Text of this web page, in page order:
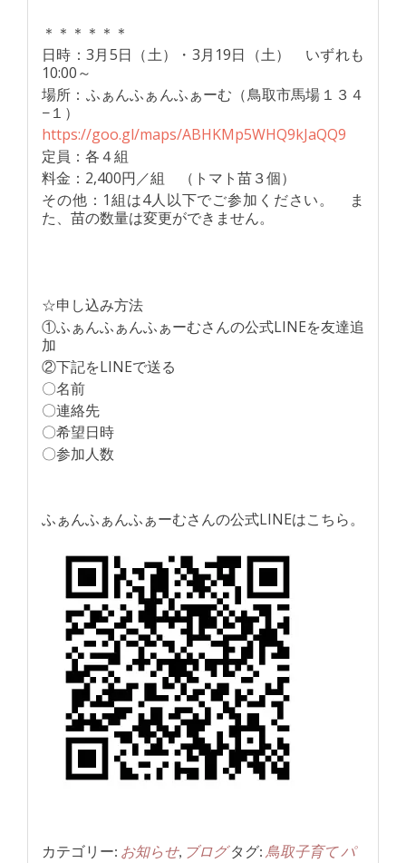
＊＊＊＊＊＊
日時：3月5日（土）・3月19日（土） いずれも
10:00～
場所：ふぁんふぁんふぁーむ（鳥取市馬場１３４
−１）
https://goo.gl/maps/ABHKMp5WHQ9kJaQQ9
定員：各４組
料金：2,400円／組 （トマト苗３個）
その他：1組は4人以下でご参加ください。 ま
た、苗の数量は変更ができません。
☆申し込み方法
①ふぁんふぁんふぁーむさんの公式LINEを友達追
加
②下記をLINEで送る
〇名前
〇連絡先
〇希望日時
〇参加人数
ふぁんふぁんふぁーむさんの公式LINEはこちら。
カテゴリー: お知らせ, ブログタグ: 鳥取子育て パ